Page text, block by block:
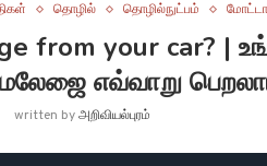
தொழில் தொழில்நுட்பம்
from your car? |
எவ்வாறு
written byஅறிவியல்புரம்